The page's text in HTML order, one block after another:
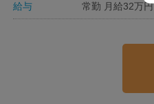
給与 常勤 月給32万円